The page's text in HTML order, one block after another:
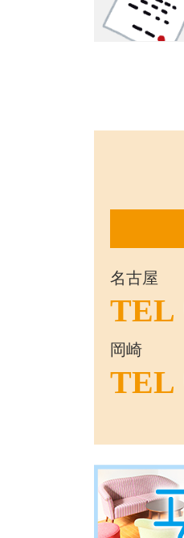
名古屋
TEL
岡崎
TEL